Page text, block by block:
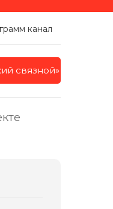
канал
связной»